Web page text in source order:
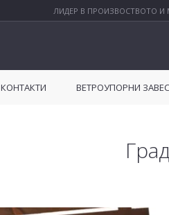
ЛИДЕР В ПРОИЗВОСТВОТО И
КОНТАКТИ ВЕТРОУПОРНИ